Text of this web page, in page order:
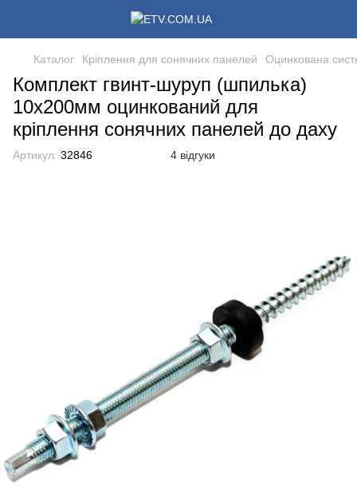
Каталог Кріплення для сонячних панелей Оцинкована
Комплект гвинт-шуруп (шпилька)
10x200мм оцинкований для
кріплення сонячних панелей до даху
Артикул: 32846 4 відгуки